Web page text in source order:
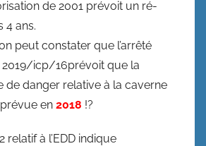
de 2001 prévoit un ré-
4 ans.
peut constater que l’arrêté
2019/icp/16prévoit que la
de danger relative à la caverne
en 2018 !?
relatif à l’EDD indique